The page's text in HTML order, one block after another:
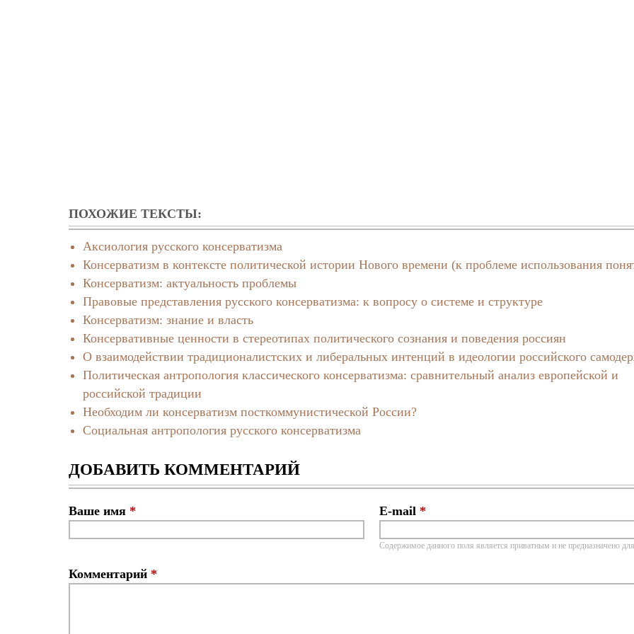
ПОХОЖИЕ ТЕКСТЫ:
Аксиология русского консерватизма
Консерватизм в контексте политической истории Нового времени (к проблеме использования
Консерватизм: актуальность проблемы
Правовые представления русского консерватизма: к вопросу о системе и структуре
Консерватизм: знание и власть
Консервативные ценности в стереотипах политического сознания и поведения россиян
О взаимодействии традиционалистских и либеральных интенций в идеологии российского
Политическая антропология классического консерватизма: сравнительный анализ европейской и
российской традиции
Необходим ли консерватизм посткоммунистической России?
Социальная антропология русского консерватизма
ДОБАВИТЬ КОММЕНТАРИЙ
Ваше имя * E-mail *
Содержимое данного поля является приватным и не предназначено
Комментарий *